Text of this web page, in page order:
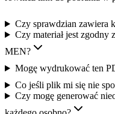
Czy sprawdzian zawiera
Czy materiał jest zgodny
MEN?
Mogę wydrukować ten
Co jeśli plik mi się nie
Czy mogę generować